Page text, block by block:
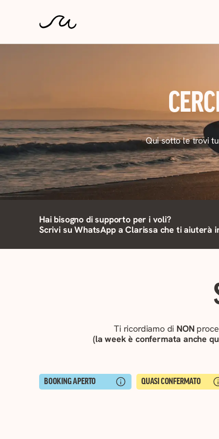
Qui sotto le trovi
Hai bisogno di supporto per i voli?
Scrivi su WhatsApp a Clarissa che ti aiuterà
Ti ricordiamo di NON
(la week è confermata anche
BOOKING APERTO QUASI CONFERMATO